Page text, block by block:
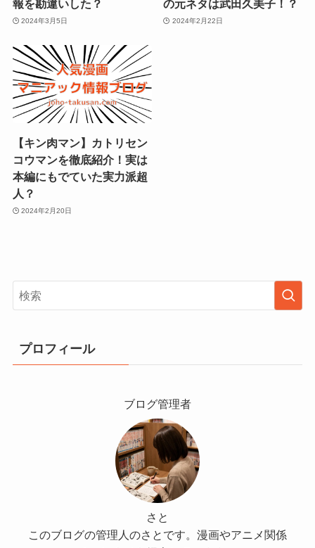
報を勘違いした？
2024年3月5日
の元ネタは武田久美子！？
2024年2月22日
【キン肉マン】カトリセン
コウマンを徹底紹介！実は
本編にもでていた実力派超
人？
2024年2月20日
プロフィール
ブログ管理者
さと
このブログの管理人のさとです。漫画やアニメ関係